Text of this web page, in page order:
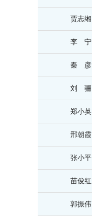
贾志缃
李 宁
秦 彦
刘 骊
郑小英
邢朝霞
张小平
苗俊红
郭振伟